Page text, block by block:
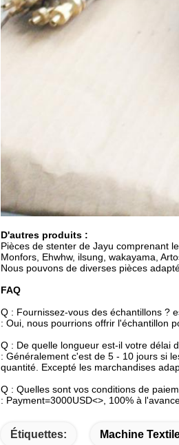
D'autres produits :
Pièces de stenter de Jayu comprenant
Monfors, Ehwhw, ilsung, wakayama,
Nous pouvons de diverses pièces
FAQ
Q : Fournissez-vous des échantillons ?
: Oui, nous pourrions offrir l'échantillon
Q : De quelle longueur est-il votre délai
: Généralement c'est de 5 - 10 jours si
quantité. Excepté les marchandises
Q : Quelles sont vos conditions de
: Payment=3000USD<>, 100% à
Étiquettes: Machine